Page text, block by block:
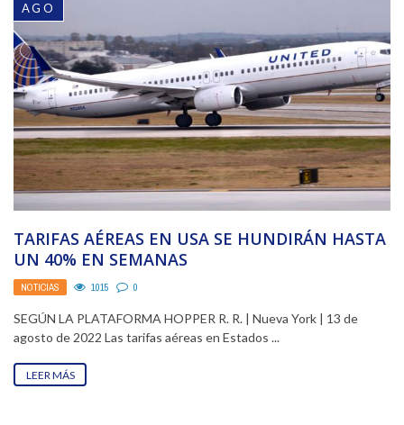
AGO
TARIFAS AÉREAS EN USA SE HUNDIRÁN HASTA
UN 40% EN SEMANAS
NOTICIAS 1015 0
SEGÚN LA PLATAFORMA HOPPER R. R. | Nueva York | 13 de
agosto de 2022 Las tarifas aéreas en Estados ...
LEER MÁS